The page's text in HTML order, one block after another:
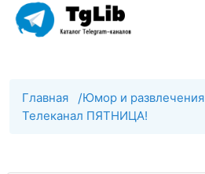
Главная /Юмор и развлечения
Телеканал ПЯТНИЦА!